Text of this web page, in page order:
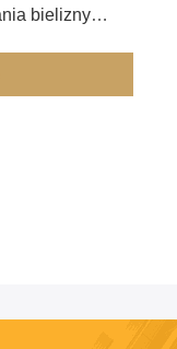
bielizny